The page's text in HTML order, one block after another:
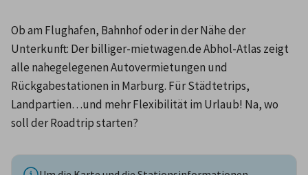
Ob am Flughafen, Bahnhof oder in der Nähe der
Unterkunft: Der billiger-mietwagen.de Abhol-Atlas zeigt
alle nahegelegenen Autovermietungen und
Rückgabestationen in Marburg. Für Städtetrips,
Landpartien…und mehr Flexibilität im Urlaub! Na, wo
soll der Roadtrip starten?